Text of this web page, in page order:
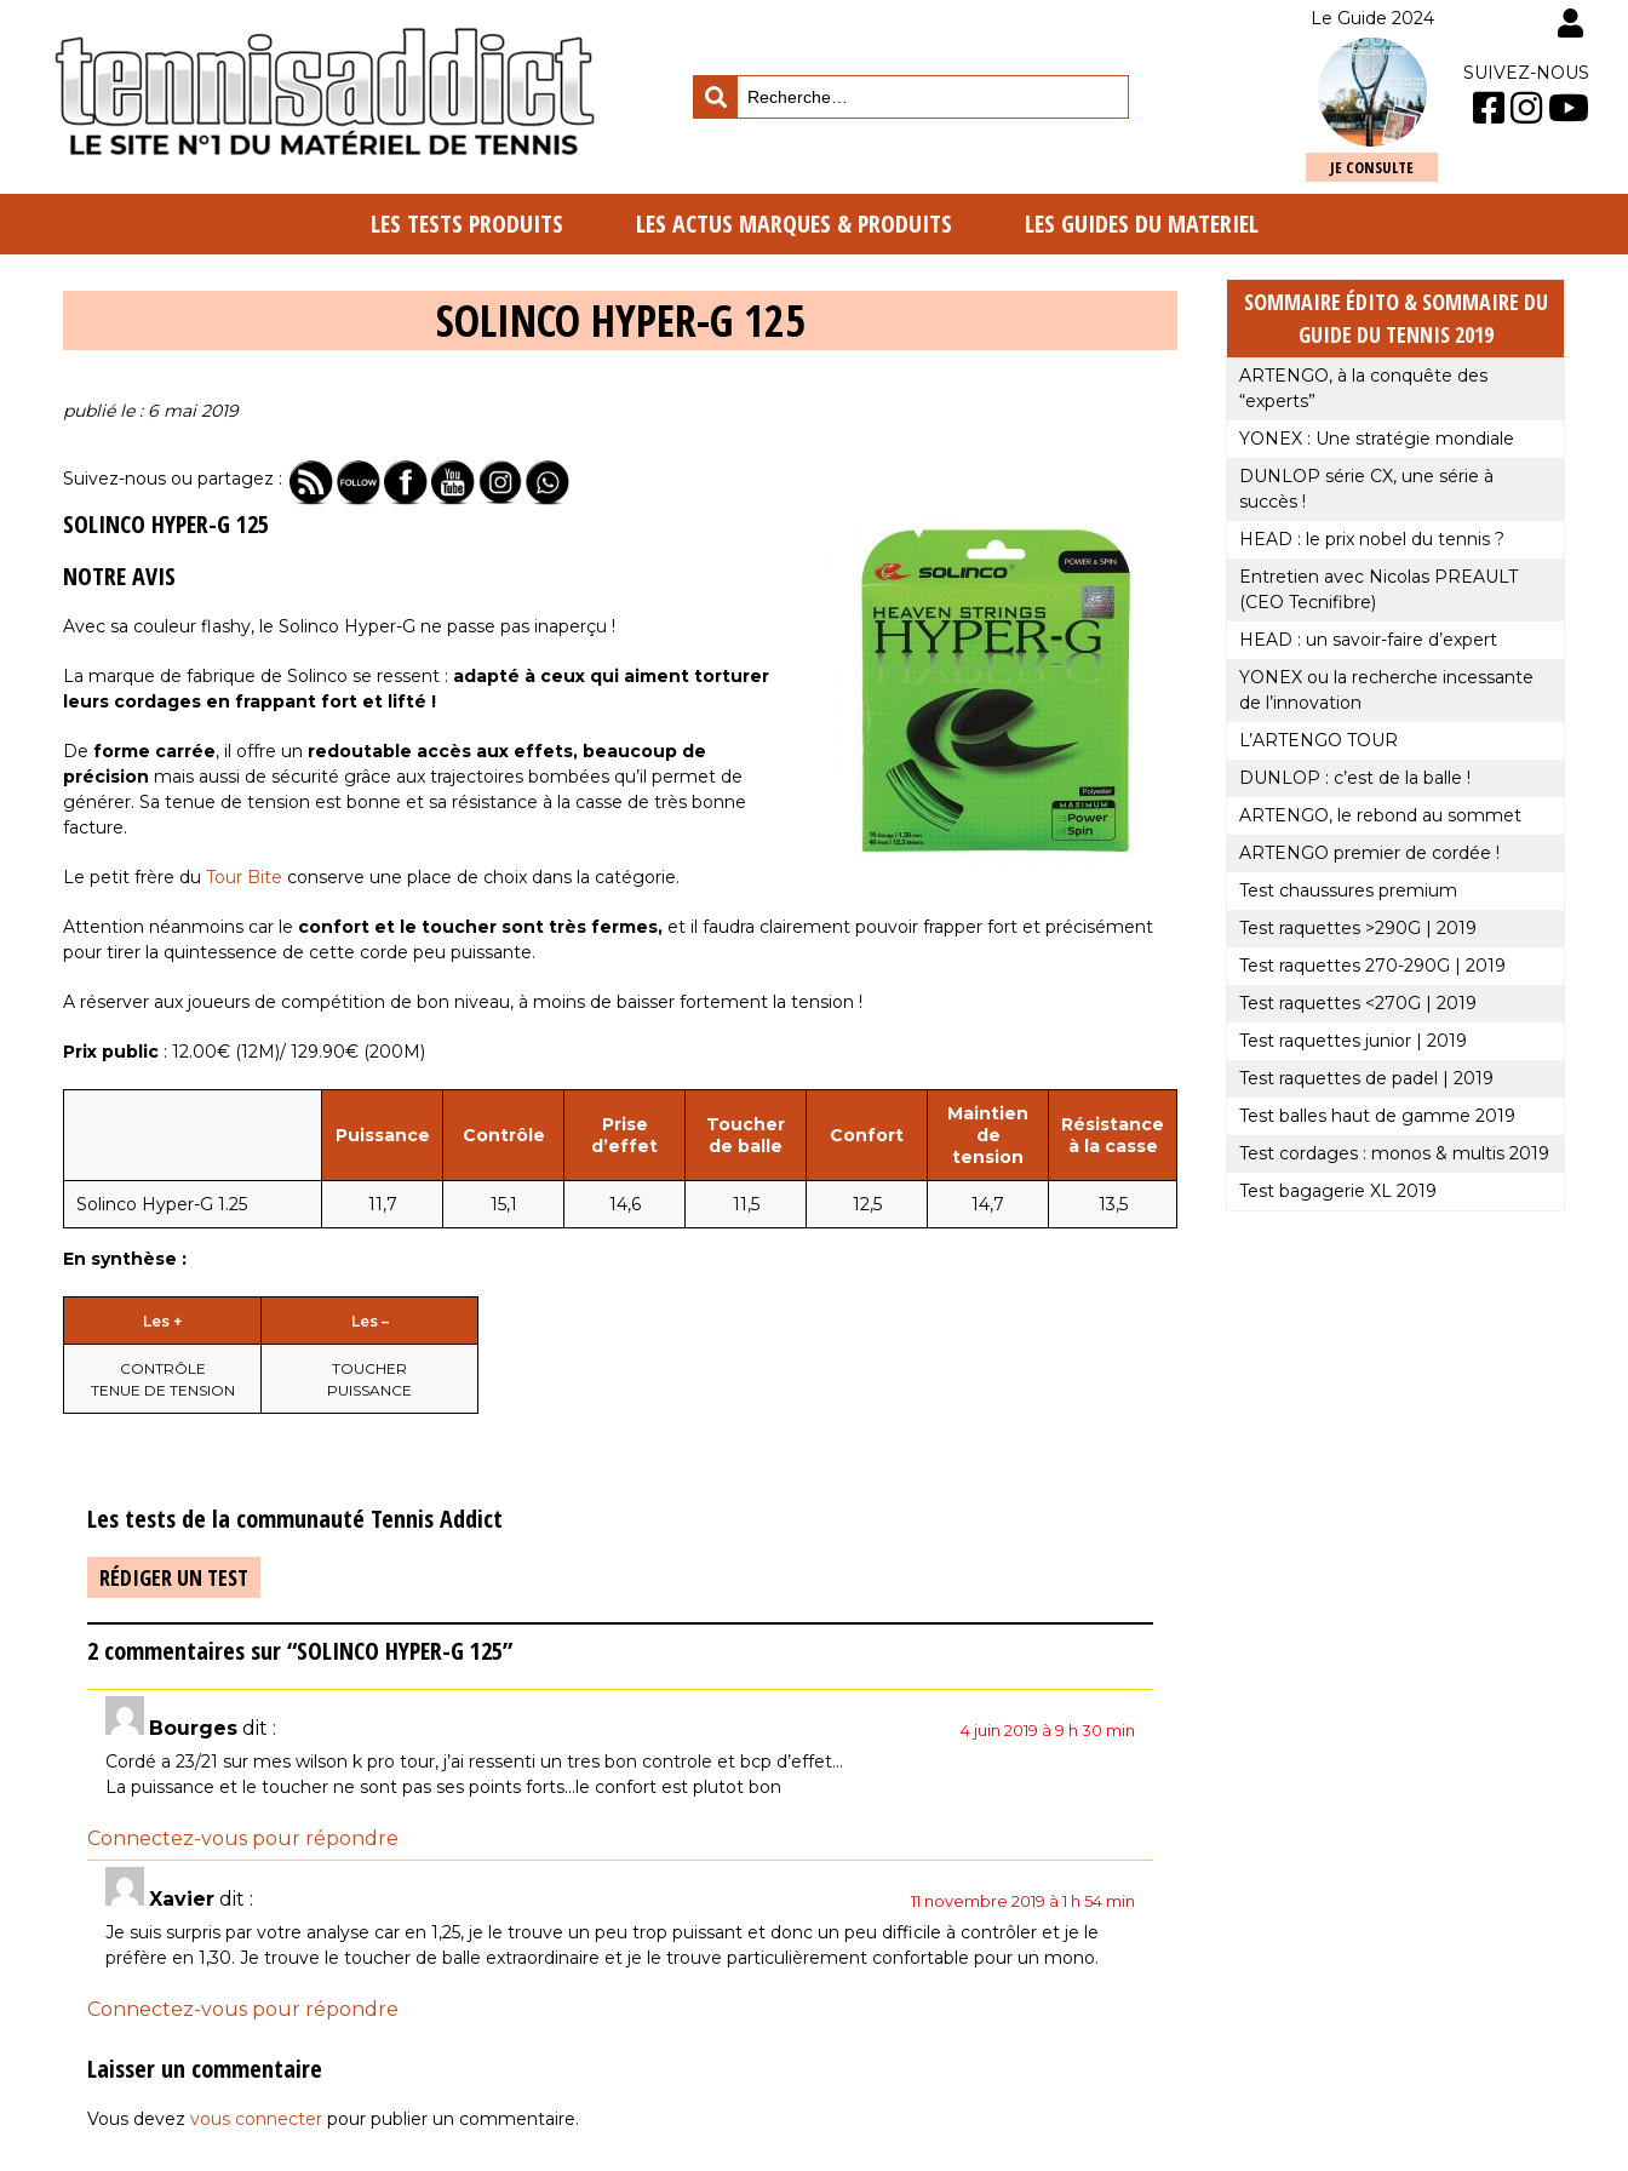
Le Guide 2024
JE CONSULTE
SUIVEZ-NOUS
LES TESTS PRODUITS LES ACTUS MARQUES & PRODUITS LES GUIDES DU MATERIEL
SOLINCO HYPER-G 125
publié le : 6 mai 2019
Suivez-nous ou partagez :
SOLINCO HYPER-G 125
NOTRE AVIS
Avec sa couleur flashy, le Solinco Hyper-G ne passe pas inaperçu !
La marque de fabrique de Solinco se ressent : adapté à ceux qui aiment torturer
leurs cordages en frappant fort et lifté !
De forme carrée, il offre un redoutable accès aux effets, beaucoup de
précision mais aussi de sécurité grâce aux trajectoires bombées qu’il permet de
générer. Sa tenue de tension est bonne et sa résistance à la casse de très bonne
facture.
Le petit frère du Tour Bite conserve une place de choix dans la catégorie.
Attention néanmoins car le confort et le toucher sont très fermes, et il faudra clairement pouvoir frapper fort et précisément
pour tirer la quintessence de cette corde peu puissante.
A réserver aux joueurs de compétition de bon niveau, à moins de baisser fortement la tension !
Prix public : 12.00€ (12M)/ 129.90€ (200M)
Puissance Contrôle
Prise
d’effet
Toucher
de balle
Confort
Maintien
de
tension
Résistance
à la casse
Solinco Hyper-G 1.25 11,7 15,1 14,6 11,5 12,5 14,7 13,5
En synthèse :
Les + Les –
CONTRÔLE
TENUE DE TENSION
TOUCHER
PUISSANCE
Les tests de la communauté Tennis Addict
RÉDIGER UN TEST
2 commentaires sur “SOLINCO HYPER-G 125”
Bourges dit : 4 juin 2019 à 9 h 30 min
Cordé a 23/21 sur mes wilson k pro tour, j’ai ressenti un tres bon controle et bcp d’effet…
La puissance et le toucher ne sont pas ses points forts…le confort est plutot bon
Connectez-vous pour répondre
Xavier dit : 11 novembre 2019 à 1 h 54 min
Je suis surpris par votre analyse car en 1,25, je le trouve un peu trop puissant et donc un peu difficile à contrôler et je le
préfère en 1,30. Je trouve le toucher de balle extraordinaire et je le trouve particulièrement confortable pour un mono.
Connectez-vous pour répondre
Laisser un commentaire
Vous devez vous connecter pour publier un commentaire.
SOMMAIRE ÉDITO & SOMMAIRE DU
GUIDE DU TENNIS 2019
ARTENGO, à la conquête des
“experts”
YONEX : Une stratégie mondiale
DUNLOP série CX, une série à
succès !
HEAD : le prix nobel du tennis ?
Entretien avec Nicolas PREAULT
(CEO Tecnifibre)
HEAD : un savoir-faire d’expert
YONEX ou la recherche incessante
de l’innovation
L’ARTENGO TOUR
DUNLOP : c’est de la balle !
ARTENGO, le rebond au sommet
ARTENGO premier de cordée !
Test chaussures premium
Test raquettes >290G | 2019
Test raquettes 270-290G | 2019
Test raquettes <270G | 2019
Test raquettes junior | 2019
Test raquettes de padel | 2019
Test balles haut de gamme 2019
Test cordages : monos & multis 2019
Test bagagerie XL 2019